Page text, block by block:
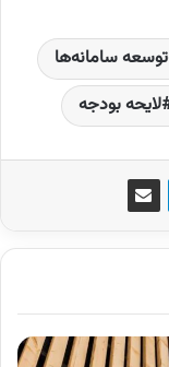
توسعه سامانه‌ها
لایحه بودجه